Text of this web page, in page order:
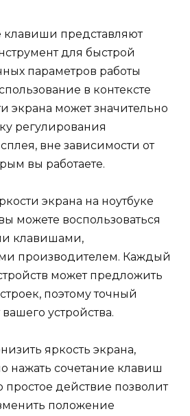
представляют
для быстрой
параметров работы
в контексте
экрана может значительно
регулирования
вне зависимости от
вы работаете.
экрана на ноутбуке
можете воспользоваться
клавишами,
производителем. Каждый
может предложить
поэтому точный
устройства.
яркость экрана,
нажать сочетание клавиш
простое действие позволит
положение